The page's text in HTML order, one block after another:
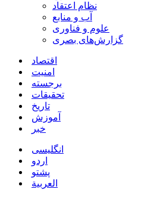
نظام اعتقاد
آب و منابع
علوم و فناوری
گزارش‌های بصری
اقتصاد
امنیت
برجسته
تحقیقات
تاریخ
آموزش
خبر
انگلیسی
اردو
پشتو
العربية